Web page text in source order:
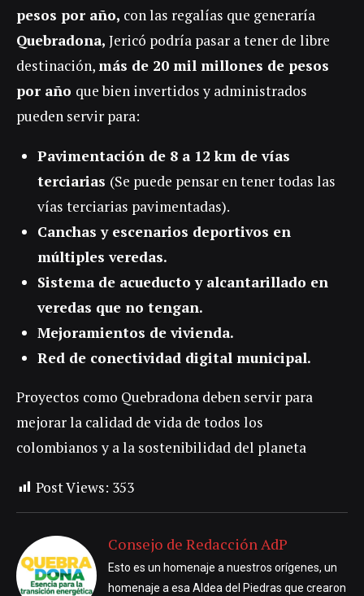
pesos por año, con las regalías que generaría
Quebradona, Jericó podría pasar a tener de libre
destinación,más de 20 mil millones de pesos
por año que bien invertidos y administrados
pueden servir para:
Pavimentación de 8 a 12 km de vías
terciarias (Se puede pensar en tener todas las
vías terciarias pavimentadas).
Canchas y escenarios deportivos en
múltiples veredas.
Sistema de acueducto y alcantarillado en
veredas que no tengan.
Mejoramientos de vivienda.
Red de conectividad digital municipal.
Proyectos como Quebradona deben servir para
mejorar la calidad de vida de todos los
colombianos y a la sostenibilidad del planeta
Post Views: 353
Consejo de Redacción AdP
Esto es un homenaje a nuestros orígenes, un
homenaje a esa Aldea del Piedras que crearon